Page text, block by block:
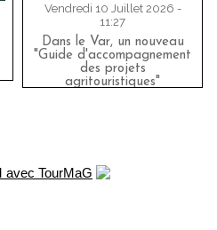
Vendredi 10 Juillet 2026 -
11:27
Dans le Var, un nouveau
"Guide d'accompagnement
des projets
agritouristiques"